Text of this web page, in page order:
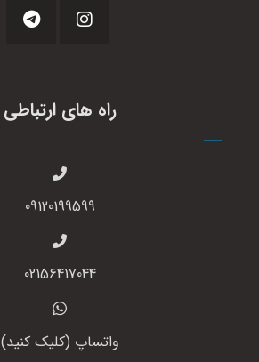
راه های ارتباطی
09120199599
02156417044
واتساپ (کلیک کنید)